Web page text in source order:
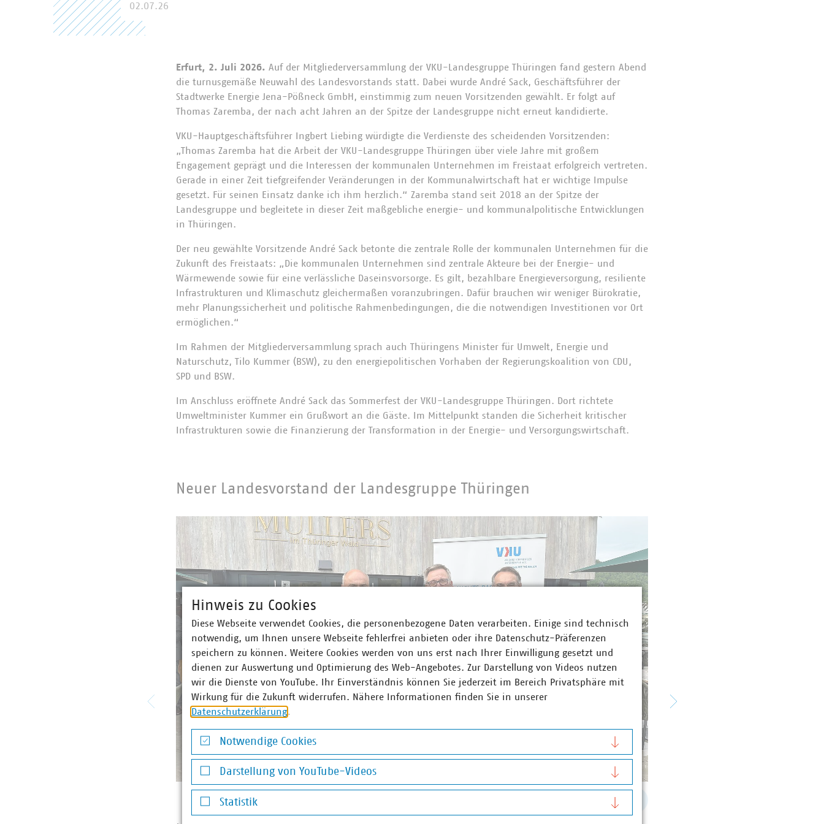
02.07.26
Erfurt, 2. Juli 2026. Auf der Mitgliederversammlung der VKU-Landesgruppe Thüringen fand gestern Abend
die turnusgemäße Neuwahl des Landesvorstands statt. Dabei wurde André Sack, Geschäftsführer der
Stadtwerke Energie Jena-Pößneck GmbH, einstimmig zum neuen Vorsitzenden gewählt. Er folgt auf
Thomas Zaremba, der nach acht Jahren an der Spitze der Landesgruppe nicht erneut kandidierte.
VKU-Hauptgeschäftsführer Ingbert Liebing würdigte die Verdienste des scheidenden Vorsitzenden:
„Thomas Zaremba hat die Arbeit der VKU-Landesgruppe Thüringen über viele Jahre mit großem
Engagement geprägt und die Interessen der kommunalen Unternehmen im Freistaat erfolgreich vertreten.
Gerade in einer Zeit tiefgreifender Veränderungen in der Kommunalwirtschaft hat er wichtige Impulse
gesetzt. Für seinen Einsatz danke ich ihm herzlich.“ Zaremba stand seit 2018 an der Spitze der
Landesgruppe und begleitete in dieser Zeit maßgebliche energie- und kommunalpolitische Entwicklungen
in Thüringen.
Der neu gewählte Vorsitzende André Sack betonte die zentrale Rolle der kommunalen Unternehmen für die
Zukunft des Freistaats: „Die kommunalen Unternehmen sind zentrale Akteure bei der Energie- und
Wärmewende sowie für eine verlässliche Daseinsvorsorge. Es gilt, bezahlbare Energieversorgung, resiliente
Infrastrukturen und Klimaschutz gleichermaßen voranzubringen. Dafür brauchen wir weniger Bürokratie,
mehr Planungssicherheit und politische Rahmenbedingungen, die die notwendigen Investitionen vor Ort
ermöglichen.“
Im Rahmen der Mitgliederversammlung sprach auch Thüringens Minister für Umwelt, Energie und
Naturschutz, Tilo Kummer (BSW), zu den energiepolitischen Vorhaben der Regierungskoalition von CDU,
SPD und BSW.
Im Anschluss eröffnete André Sack das Sommerfest der VKU-Landesgruppe Thüringen. Dort richtete
Umweltminister Kummer ein Grußwort an die Gäste. Im Mittelpunkt standen die Sicherheit kritischer
Infrastrukturen sowie die Finanzierung der Transformation in der Energie- und Versorgungswirtschaft.
Neuer Landesvorstand der Landesgruppe Thüringen
Hinweis zu Cookies
Diese Webseite verwendet Cookies, die personenbezogene Daten verarbeiten. Einige sind technisch
notwendig, um Ihnen unsere Webseite fehlerfrei anbieten oder ihre Datenschutz-Präferenzen
speichern zu können. Weitere Cookies werden von uns erst nach Ihrer Einwilligung gesetzt und
dienen zur Auswertung und Optimierung des Web-Angebotes. Zur Darstellung von Videos nutzen
wir die Dienste von YouTube. Ihr Einverständnis können Sie jederzeit im Bereich Privatsphäre mit
Wirkung für die Zukunft widerrufen. Nähere Informationen finden Sie in unserer
Datenschutzerklärung.
Notwendige Cookies
Notwendige Cookies
Darstellung von YouTube-Videos
Darstellung von YouTube-Videos
Statistik
Statistik